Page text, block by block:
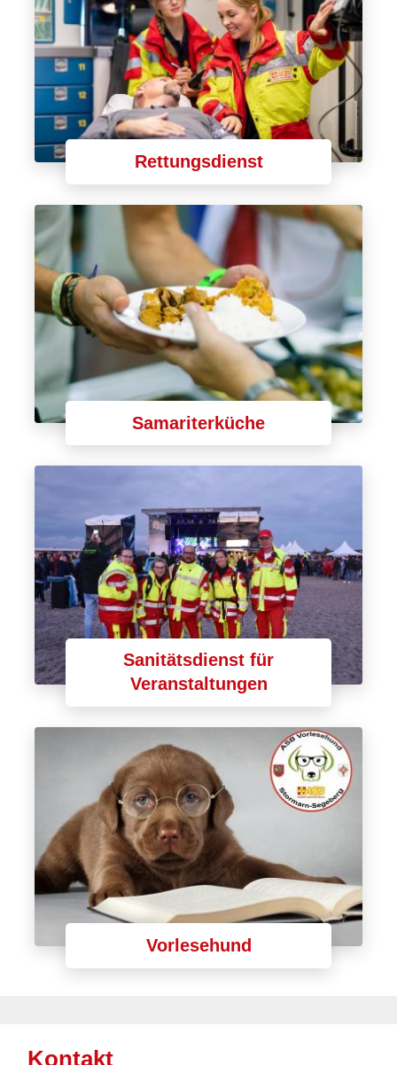
Rettungsdienst
Samariterküche
Sanitätsdienst für
Veranstaltungen
Vorlesehund
Kontakt